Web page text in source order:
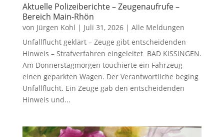
Aktuelle Polizeiberichte – Zeugenaufrufe –
Bereich Main-Rhön
von Jürgen Kohl | Juli 31, 2026| Alle Meldungen
Unfallflucht geklärt – Zeuge gibt entscheidenden
Hinweis – Strafverfahren eingeleitet BAD KISSINGEN.
Am Donnerstagmorgen touchierte ein Fahrzeug
einen geparkten Wagen. Der Verantwortliche beging
Unfallflucht. Ein Zeuge gab den entscheidenden
Hinweis und...